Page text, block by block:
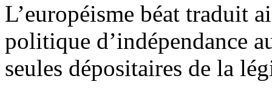
L’européisme béat traduit
politique d’indépendance
seules dépositaires de la